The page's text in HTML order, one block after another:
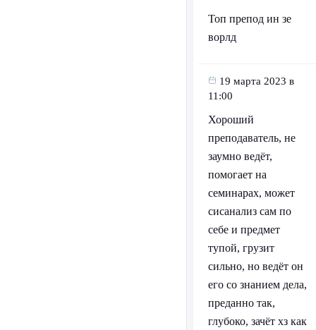
Топ препод ин зе
ворлд
19 марта 2023 в
11:00
Хороший
преподаватель, не
заумно ведёт,
помогает на
семинарах, может
сисанализ сам по
себе и предмет
тупой, грузит
сильно, но ведёт он
его со знанием дела,
преданно так,
глубоко, зачёт хз как